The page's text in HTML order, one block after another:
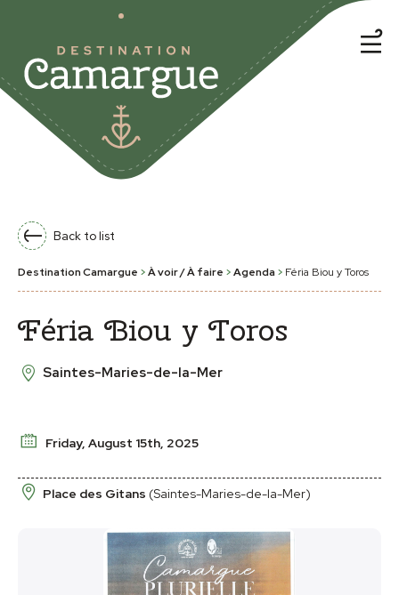
Back to list
Destination Camargue >À voir / À faire >Agenda > Féria Biou y Toros
Féria Biou y Toros
Saintes-Maries-de-la-Mer
Friday, August 15th, 2025
Place des Gitans (Saintes-Maries-de-la-Mer)